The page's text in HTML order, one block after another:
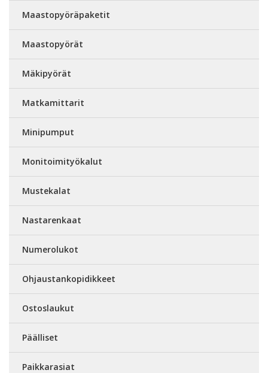
Maastopyöräpaketit
Maastopyörät
Mäkipyörät
Matkamittarit
Minipumput
Monitoimityökalut
Mustekalat
Nastarenkaat
Numerolukot
Ohjaustankopidikkeet
Ostoslaukut
Päälliset
Paikkarasiat